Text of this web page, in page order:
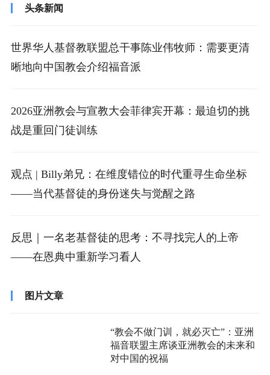
头条新闻
世界华人基督教联盟总干事陈业伟牧师：需要更清
晰地向中国教会介绍福音派
2026亚洲教会与宣教大会菲律宾开幕：最迫切的挑
战是重回门徒训练
观点 | Billy弟兄：在维度错位的时代重寻生命坐标
——当代基督徒的身份迷失与觉醒之路
反思｜一名老基督徒的思考：不寻找完人的上帝
——在恩典中重新学习看人
图片文章
“教会不做门训，就必灭亡”：亚洲
福音联盟主席谈亚洲教会的未来和
对中国的祝福